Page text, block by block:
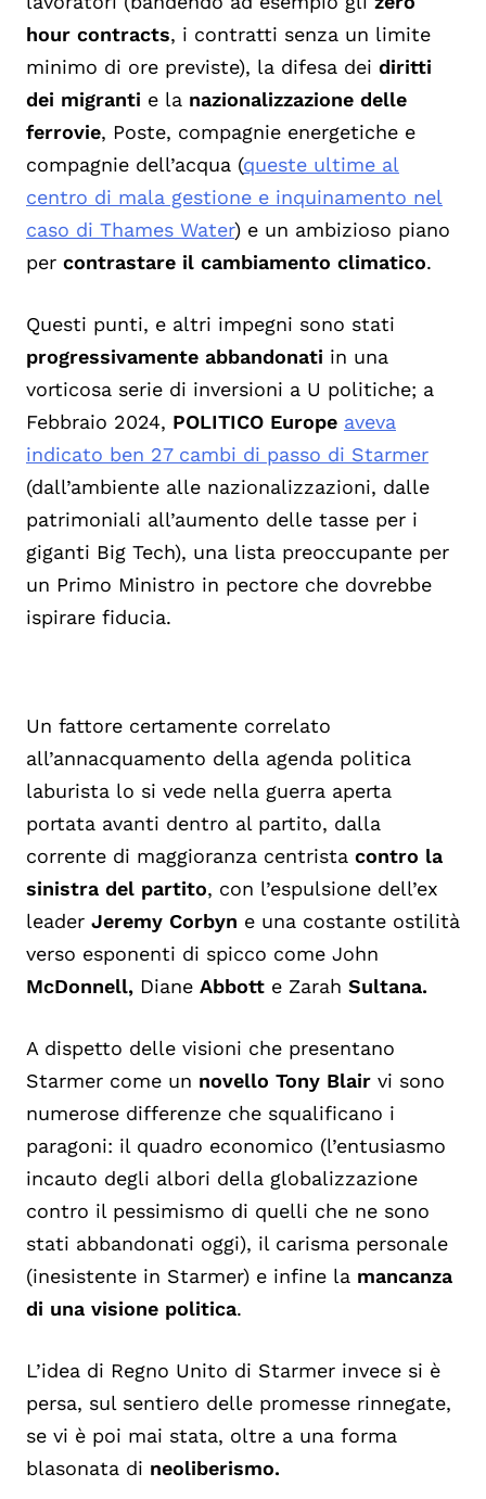
hour contracts, i contratti senza un limite
minimo di ore previste), la difesa dei diritti
dei migranti e la nazionalizzazione delle
ferrovie, Poste, compagnie energetiche e
compagnie dell’acqua (queste ultime al
centro di mala gestione e inquinamento nel
caso di Thames Water) e un ambizioso piano
per contrastare il cambiamento climatico.
Questi punti, e altri impegni sono stati
progressivamente abbandonati in una
vorticosa serie di inversioni a U politiche; a
Febbraio 2024, POLITICO Europe aveva
indicato ben 27 cambi di passo di Starmer
(dall’ambiente alle nazionalizzazioni, dalle
patrimoniali all’aumento delle tasse per i
giganti Big Tech), una lista preoccupante per
un Primo Ministro in pectore che dovrebbe
ispirare fiducia.
Un fattore certamente correlato
all’annacquamento della agenda politica
laburista lo si vede nella guerra aperta
portata avanti dentro al partito, dalla
corrente di maggioranza centrista contro la
sinistra del partito, con l’espulsione dell’ex
leader Jeremy Corbyn e una costante ostilità
verso esponenti di spicco come John
McDonnell, Diane Abbott e Zarah Sultana.
A dispetto delle visioni che presentano
Starmer come un novello Tony Blair vi sono
numerose differenze che squalificano i
paragoni: il quadro economico (l’entusiasmo
incauto degli albori della globalizzazione
contro il pessimismo di quelli che ne sono
stati abbandonati oggi), il carisma personale
(inesistente in Starmer) e infine la mancanza
di una visione politica.
L’idea di Regno Unito di Starmer invece si è
persa, sul sentiero delle promesse rinnegate,
se vi è poi mai stata, oltre a una forma
blasonata di neoliberismo.